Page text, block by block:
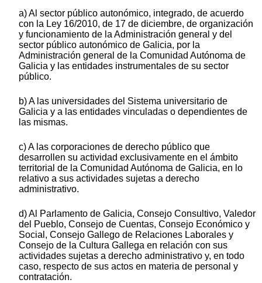
a) Al sector público autonómico, integrado, de acuerdo
con la Ley 16/2010, de 17 de diciembre, de organización
y funcionamiento de la Administración general y del
sector público autonómico de Galicia, por la
Administración general de la Comunidad Autónoma de
Galicia y las entidades instrumentales de su sector
público.
b) A las universidades del Sistema universitario de
Galicia y a las entidades vinculadas o dependientes de
las mismas.
c) A las corporaciones de derecho público que
desarrollen su actividad exclusivamente en el ámbito
territorial de la Comunidad Autónoma de Galicia, en lo
relativo a sus actividades sujetas a derecho
administrativo.
d) Al Parlamento de Galicia, Consejo Consultivo, Valedor
del Pueblo, Consejo de Cuentas, Consejo Económico y
Social, Consejo Gallego de Relaciones Laborales y
Consejo de la Cultura Gallega en relación con sus
actividades sujetas a derecho administrativo y, en todo
caso, respecto de sus actos en materia de personal y
contratación.